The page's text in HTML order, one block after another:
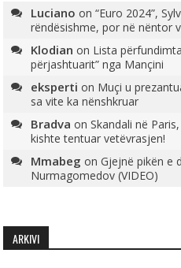
Luciano on“Euro 2024”,
rëndësishme, por në nëntor
Klodian on Lista
përjashtuarit” nga Mançini
eksperti on Muçi u
sa vite ka nënshkruar
Bradva onSkandali në
kishte tentuar vetëvrasjen!
Mmabeg onGjejnë pikën e
Nurmagomedov (VIDEO)
ARKIVI